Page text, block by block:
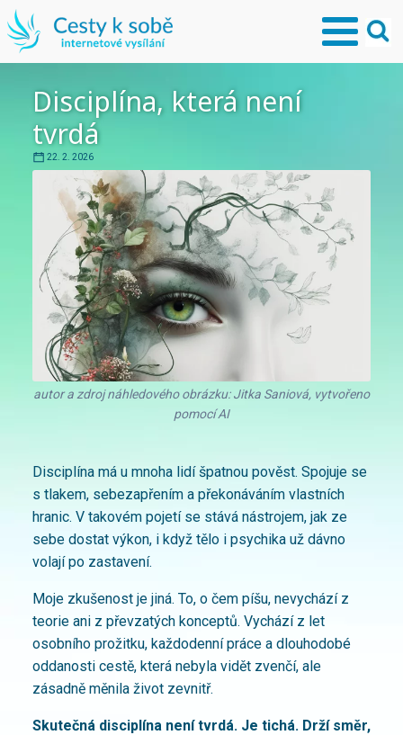
Disciplína, která není
tvrdá
22. 2. 2026
autor a zdroj náhledového obrázku: Jitka Saniová, vytvořeno
pomocí AI
Disciplína má u mnoha lidí špatnou pověst. Spojuje se
s tlakem, sebezapřením a překonáváním vlastních
hranic. V takovém pojetí se stává nástrojem, jak ze
sebe dostat výkon, i když tělo i psychika už dávno
volají po zastavení.
Moje zkušenost je jiná. To, o čem píšu, nevychází z
teorie ani z převzatých konceptů. Vychází z let
osobního prožitku, každodenní práce a dlouhodobé
oddanosti cestě, která nebyla vidět zvenčí, ale
zásadně měnila život zevnitř.
Skutečná disciplína není tvrdá. Je tichá. Drží směr,